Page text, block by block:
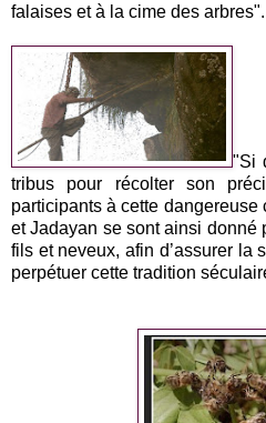
falaises et à la cime des arbres".
"Si
tribus pour récolter son
participants à cette
et Jadayan se sont ainsi donné
fils et neveux, afin d’assurer la
perpétuer cette tradition